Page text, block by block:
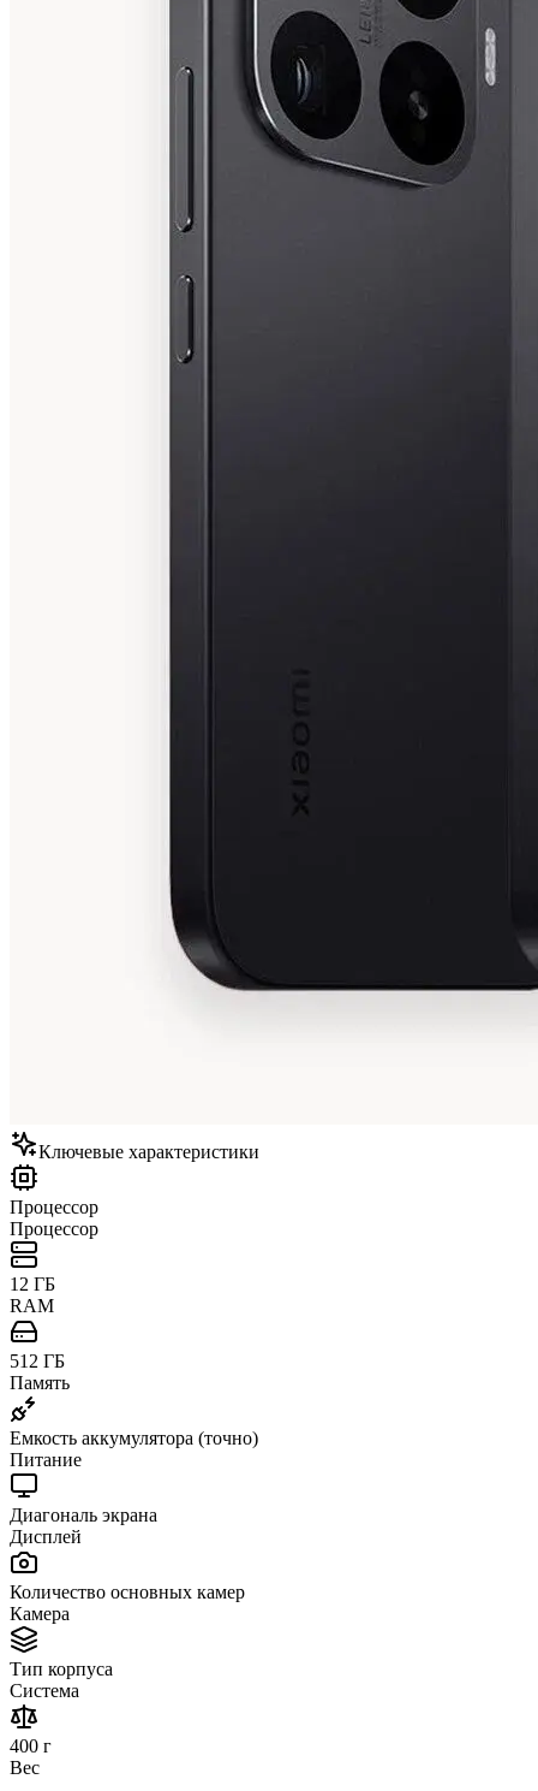
Ключевые характеристики
Процессор
Процессор
12 ГБ
RAM
512 ГБ
Память
Емкость аккумулятора (точно)
Питание
Диагональ экрана
Дисплей
Количество основных камер
Камера
Тип корпуса
Система
400 г
Вес